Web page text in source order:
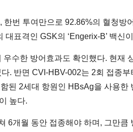
한번 투여만으로 92.86%의 혈청
대표격인 GSK의 ‘Engerix-B’ 백
수한 방어효과도 확인했다. 현재
. 반면 CVI-HBV-002는 2회 접종
된 2세대 항원인 HBsAg을 사용
높다.
6개월 동안 접종해야 하며, 그만